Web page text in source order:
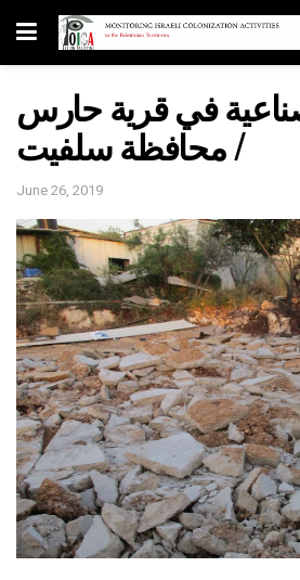
في قرية حارس
/ محافظة سلفيت
June 26, 2019